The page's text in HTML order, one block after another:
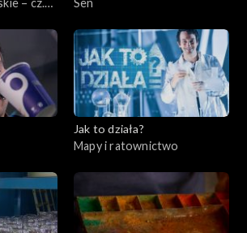
Jak to działa?
Mapy i ratownictwo